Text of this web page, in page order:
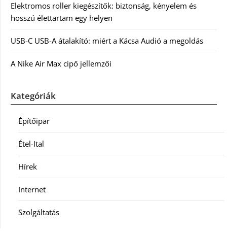
Elektromos roller kiegészítők: biztonság, kényelem és
hosszú élettartam egy helyen
USB-C USB-A átalakító: miért a Kácsa Audió a megoldás
A Nike Air Max cipő jellemzői
Kategóriák
Építőipar
Étel-Ital
Hírek
Internet
Szolgáltatás